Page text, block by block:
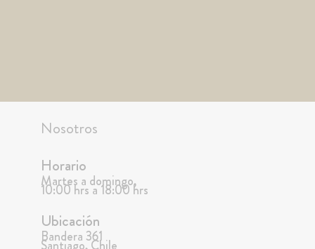
Nosotros
Horario
Martes a domingo,
10:00 hrs a 18:00 hrs
Ubicación
Bandera 361